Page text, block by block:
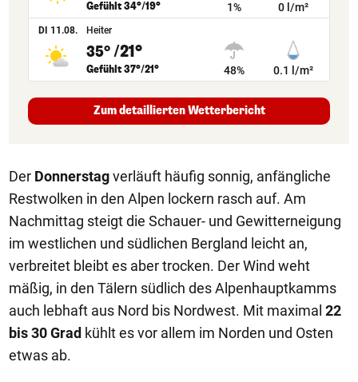
Gefühlt 34°/19° 1% 0 l/m²
DI 11.08. Heiter
35°/21°
Gefühlt 37°/21° 48% 0.1 l/m²
Zum detaillierten Wetterbericht
Der Donnerstagverläuft häufig sonnig, anfängliche
Restwolken in den Alpen lockern rasch auf. Am
Nachmittag steigt die Schauer- und Gewitterneigung
im westlichen und südlichen Bergland leicht an,
verbreitet bleibt es aber trocken. Der Wind weht
mäßig, in den Tälern südlich des Alpenhauptkamms
auch lebhaft aus Nord bis Nordwest. Mit maximal 22
bis 30 Grad kühlt es vor allem im Norden und Osten
etwas ab.